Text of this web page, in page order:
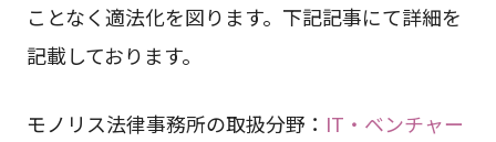
ことなく適法化を図ります。下記記事にて詳細を
記載しております。
モノリス法律事務所の取扱分野： IT・ベンチャー